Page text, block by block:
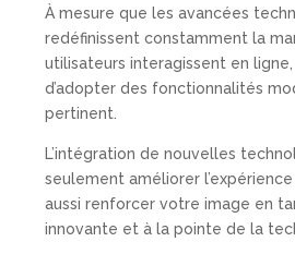
À mesure que les avancées
redéfinissent constamment la
utilisateurs interagissent en
d’adopter des fonctionnalités
pertinent.
L’intégration de nouvelles
seulement améliorer
aussi renforcer votre image en
innovante et à la pointe de la